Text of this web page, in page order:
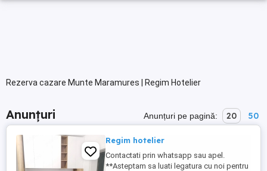
Rezerva cazare Munte Maramures | Regim Hotelier
Anunțuri Anunțuri pe pagină: 20 50
Regim hotelier
Contactati prin whatsapp sau apel.
**Asteptam sa luati legatura cu noi pentru